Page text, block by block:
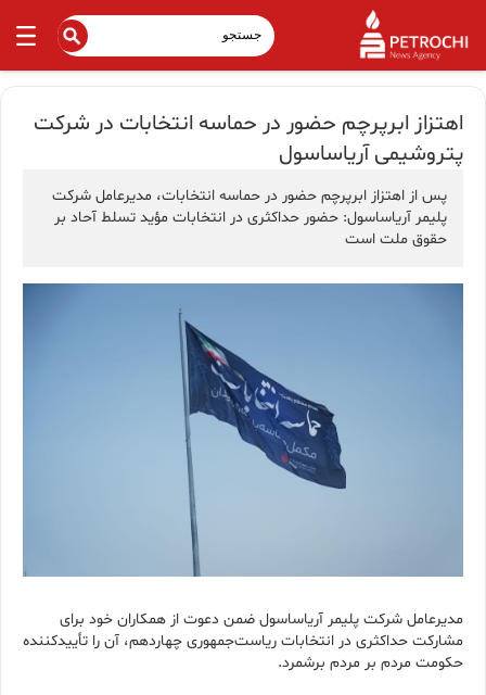
اهتزاز ابرپرچم حضور در حماسه انتخابات در شرکت
پتروشیمی آریاساسول
پس از اهتزاز ابرپرچم حضور در حماسه انتخابات، مدیرعامل شرکت
پلیمر آریاساسول: حضور حداکثری در انتخابات مؤید تسلط آحاد بر
حقوق ملت است
مدیرعامل شرکت پلیمر آریاساسول ضمن دعوت از همکاران خود برای
مشارکت حداکثری در انتخابات ریاست‌جمهوری چهاردهم، آن را تأییدکننده
حکومت مردم بر مردم برشمرد.